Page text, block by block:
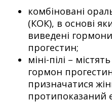
комбіновані
(КОК), в основі
виведені
прогестин;
міні-пілі –
гормон
призначатися
протипоказаний